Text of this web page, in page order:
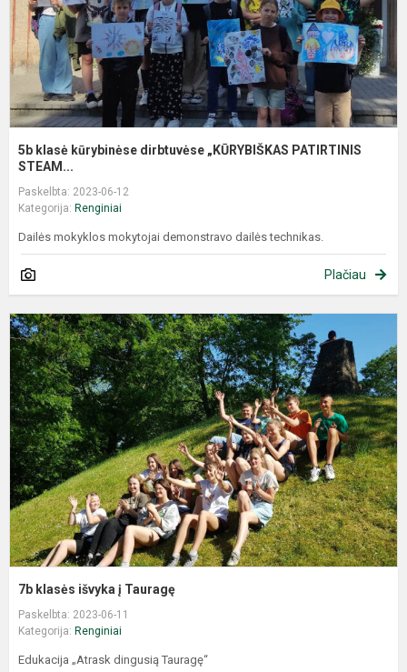
5b klasė kūrybinėse dirbtuvėse „KŪRYBIŠKAS PATIRTINIS
STEAM...
Paskelbta: 2023-06-12
Kategorija: Renginiai
Dailės mokyklos mokytojai demonstravo dailės technikas.
Plačiau
7b klasės išvyka į Tauragę
Paskelbta: 2023-06-11
Kategorija: Renginiai
Edukacija „Atrask dingusią Tauragę“